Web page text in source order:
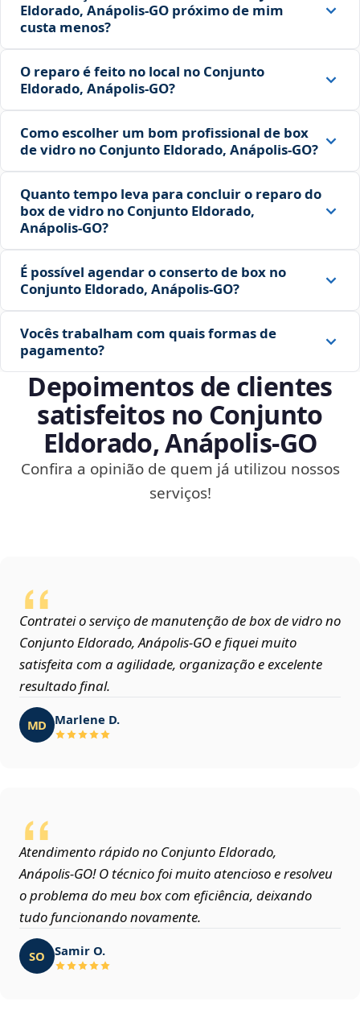
Eldorado, Anápolis‑GO próximo de mim
custa menos?
O reparo é feito no local no Conjunto
Eldorado, Anápolis‑GO?
Como escolher um bom profissional de box
de vidro no Conjunto Eldorado, Anápolis‑GO?
Quanto tempo leva para concluir o reparo do
box de vidro no Conjunto Eldorado,
Anápolis‑GO?
É possível agendar o conserto de box no
Conjunto Eldorado, Anápolis‑GO?
Vocês trabalham com quais formas de
pagamento?
Depoimentos de clientes
satisfeitos no Conjunto
Eldorado, Anápolis‑GO
Confira a opinião de quem já utilizou nossos
serviços!
Contratei o serviço de manutenção de box de vidro no
Conjunto Eldorado, Anápolis‑GO e fiquei muito
satisfeita com a agilidade, organização e excelente
resultado final.
MD Marlene D.
Atendimento rápido no Conjunto Eldorado,
Anápolis‑GO! O técnico foi muito atencioso e resolveu
o problema do meu box com eficiência, deixando
tudo funcionando novamente.
SO Samir O.